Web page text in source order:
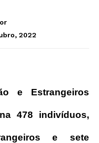
2022
e Estrangeiros
478 indivíduos,
e sete